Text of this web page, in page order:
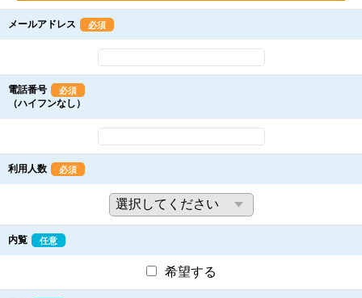
メールアドレス 必須
電話番号 必須
（ハイフンなし）
利用人数 必須
内覧 任意
希望する